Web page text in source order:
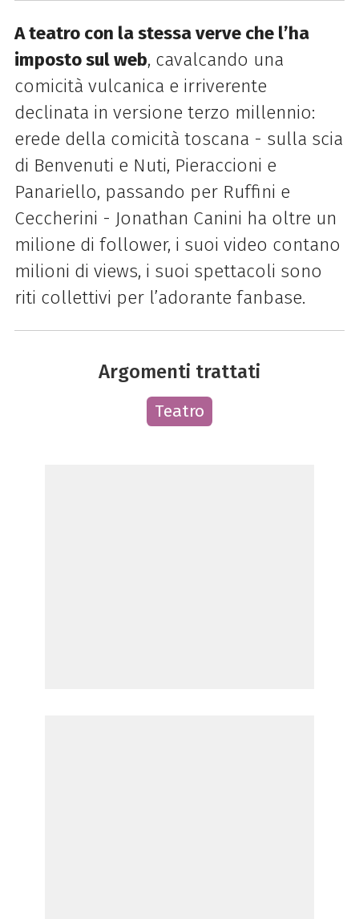
A teatro con la stessa verve che l’ha
imposto sul web, cavalcando una
comicità vulcanica e irriverente
declinata in versione terzo millennio:
erede della comicità toscana - sulla scia
di Benvenuti e Nuti, Pieraccioni e
Panariello, passando per Ruffini e
Ceccherini - Jonathan Canini ha oltre un
milione di follower, i suoi video contano
milioni di views, i suoi spettacoli sono
riti collettivi per l’adorante fanbase.
Argomenti trattati
Teatro